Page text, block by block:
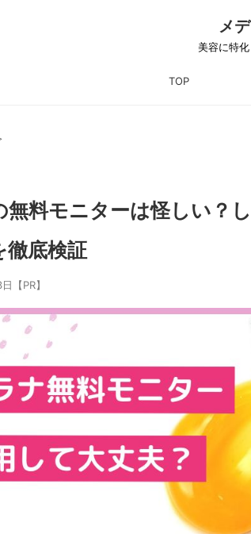
メ
美容に特化
TOP
無料モニターは怪しい？
徹底検証